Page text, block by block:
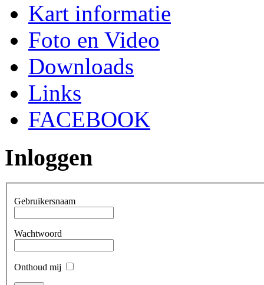
Kart informatie
Foto en Video
Downloads
Links
FACEBOOK
Inloggen
Gebruikersnaam
Wachtwoord
Onthoud mij